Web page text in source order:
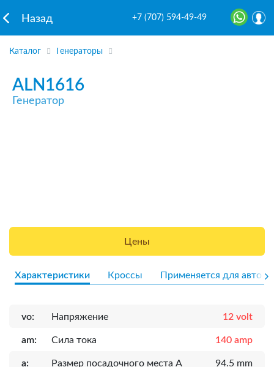
Назад +7 (707) 594-49-49
Каталог Генераторы
ALN1616
Генератор
Цены
Характеристики Кроссы Применяется для авто
vo: Напряжение 12 volt
am: Сила тока 140 amp
a: Размер посадочного места A 94.5 mm